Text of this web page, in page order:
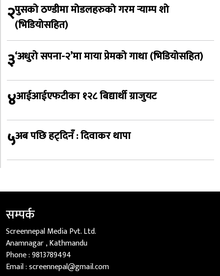
२पुसको ठण्डीमा मोडलहरुको गरम र्‍याम्प शो
(भिडियोसहित)
३‘अधुरो सपना-२’मा माया प्रेमको गाथा (भिडियोसहित)
४आईआईएफटीका १२८ बिद्यार्थी ग्राजुयट
५अब पछि हट्दिनँ : दिवाकर थापा
सम्पर्क
Screennepal Media Pvt. Ltd.
Anamnagar , Kathmandu
Phone :9813789494
Email :screennepal@gmail.com